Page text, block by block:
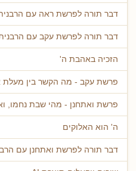
דבר תורה לפרשת ראה עם הרבנית
דבר תורה לפרשת עקב עם הרבנית
הזכיה באהבת ה'
פרשת עקב - מה הקשר בין מעלת
פרשת ואתחנן - מהי שבת נחמו,
ה' הוא האלוקים
דבר תורה לפרשת ואתחנן עם